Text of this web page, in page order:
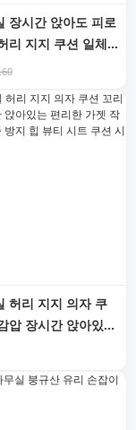
장시간 앉아도 피로
리 지지 쿠션 일체
리폼 시트 쿠션 치
허리 지지 의자 쿠
압 장시간 앉아있는
작업 엉덩이 통증
시트 쿠션 시트 쿠